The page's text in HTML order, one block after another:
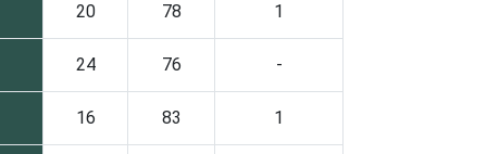
20 78 1
24 76 -
16 83 1